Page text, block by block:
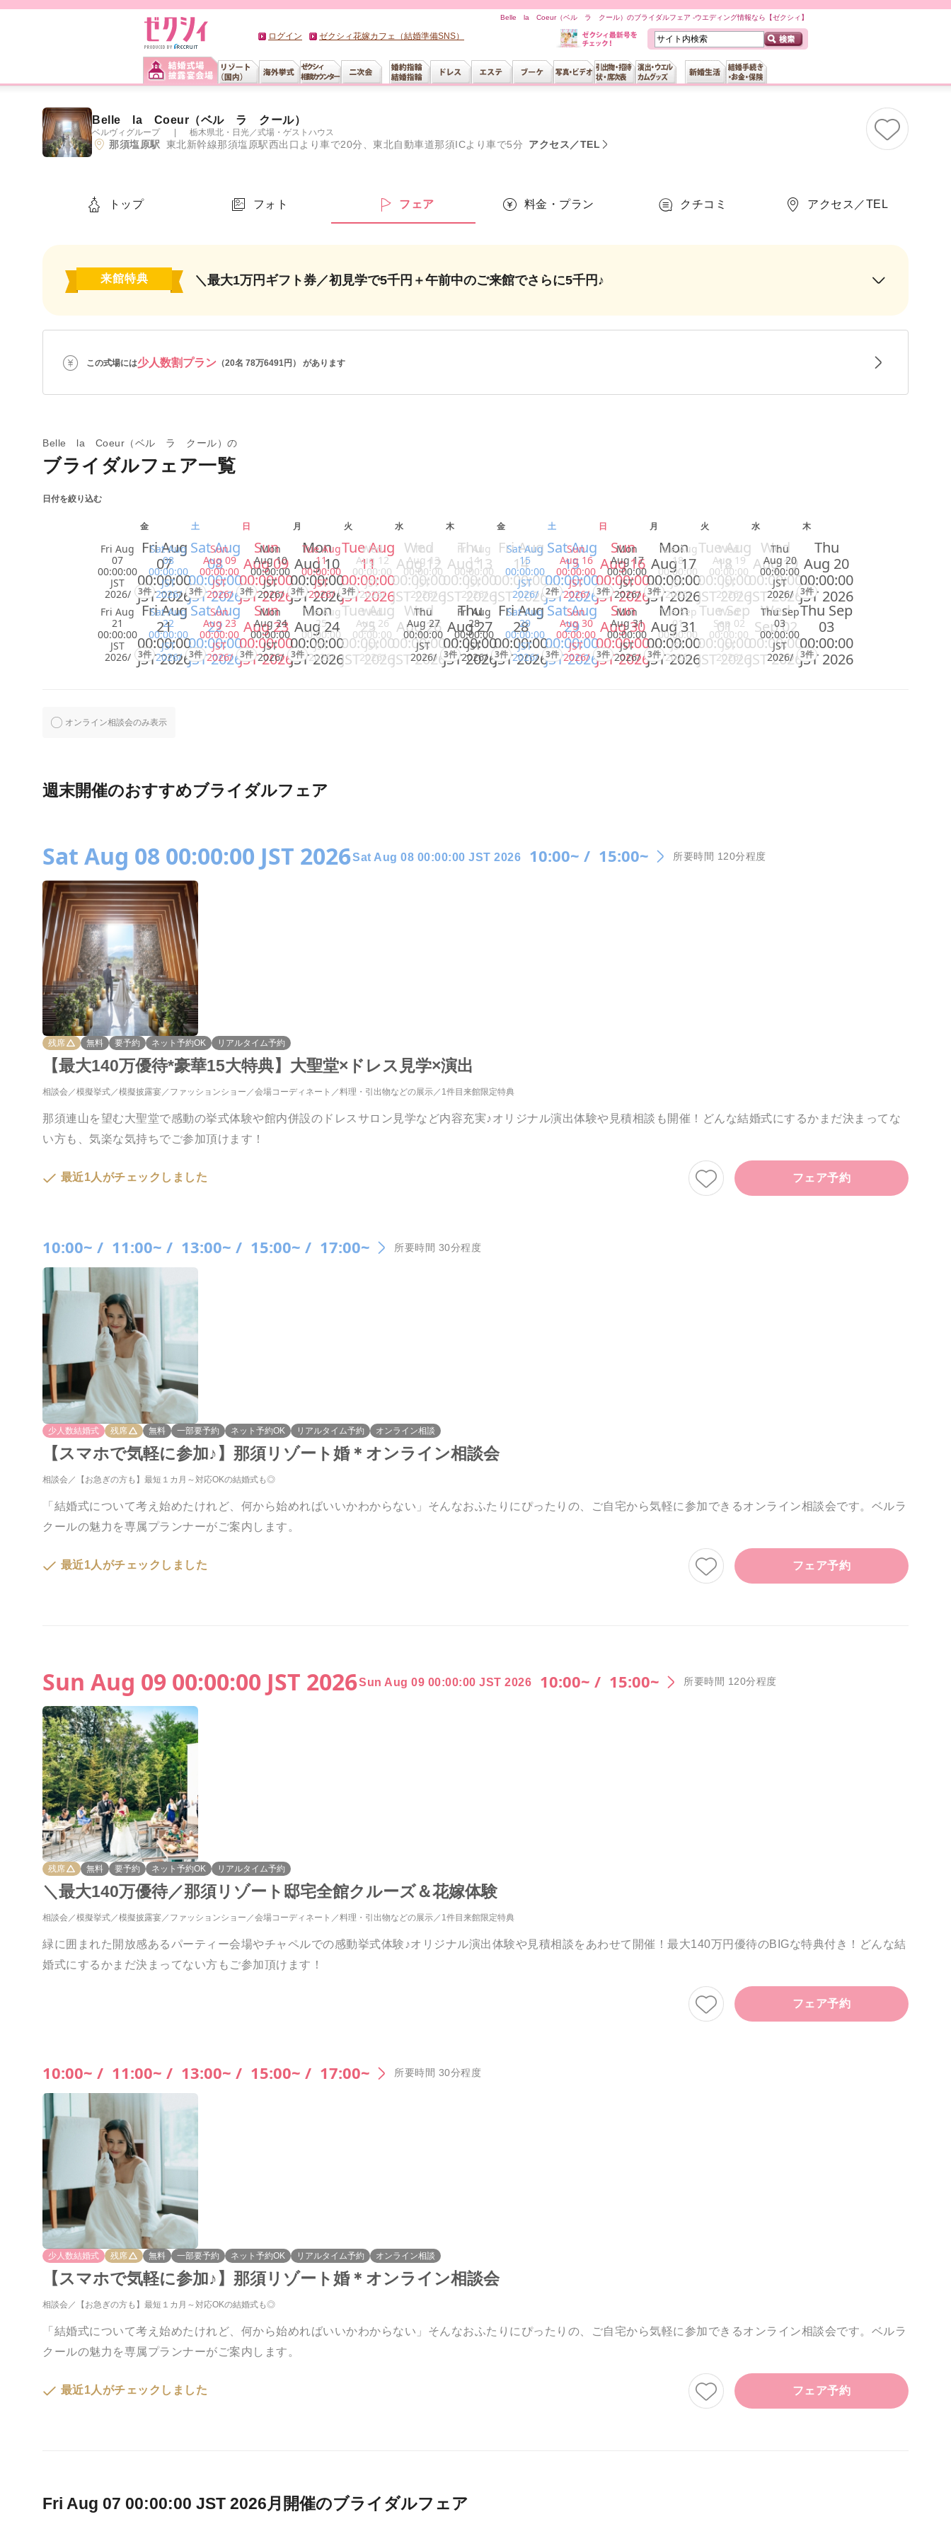
Belle la Coeur（ベル ラ クール）のブライダルフェア -ウエディング情報なら【ゼクシィ】
ログイン ゼクシィ花嫁カフェ（結婚準備SNS）
Belle la Coeur（ベル ラ クール）
ベルヴィグループ 栃木県北・日光 ／式場・ゲストハウス
那須塩原駅 東北新幹線那須塩原駅西出口より車で20分、東北自動車道那須ICより車で5分 アクセス／TEL
トップ フォト フェア 料金・プラン クチコミ アクセス／TEL
来館特典 ＼最大1万円ギフト券／初見学で5千円＋午前中のご来館でさらに5千円♪
この式場には少人数割プラン （20名 78万6491円） があります
Belle la Coeur（ベル ラ クール）の
ブライダルフェア一覧
日付を絞り込む
金 土 日 月 火 水 木 金 土 日 月 火 水 木
Fri Aug
07
00:00:00
JST
2026/
Fri Aug
07
00:00:00
JST 2026
3件
Sat Aug
08
00:00:00
JST
2026/
Sat Aug
08
00:00:00
JST 2026
3件
Sun
Aug 09
00:00:00
JST
2026/
Sun
Aug 09
00:00:00
JST 2026
3件
Mon
Aug 10
00:00:00
JST
2026/
Mon
Aug 10
00:00:00
JST 2026
3件
Tue Aug
11
00:00:00
JST
2026/
Tue Aug
11
00:00:00
JST 2026
3件
Wed
Aug 12
00:00:00
JST
2026/
Wed
Aug 12
00:00:00
JST 2026
Thu
Aug 13
00:00:00
JST
2026/
Thu
Aug 13
00:00:00
JST 2026
Fri Aug
14
00:00:00
JST
2026/
Fri Aug
14
00:00:00
JST 2026
Sat Aug
15
00:00:00
JST
2026/
Sat Aug
15
00:00:00
JST 2026
2件
Sun
Aug 16
00:00:00
JST
2026/
Sun
Aug 16
00:00:00
JST 2026
3件
Mon
Aug 17
00:00:00
JST
2026/
Mon
Aug 17
00:00:00
JST 2026
3件
Tue Aug
18
00:00:00
JST
2026/
Tue Aug
18
00:00:00
JST 2026
Wed
Aug 19
00:00:00
JST
2026/
Wed
Aug 19
00:00:00
JST 2026
Thu
Aug 20
00:00:00
JST
2026/
Thu
Aug 20
00:00:00
JST 2026
3件
Fri Aug
21
00:00:00
JST
2026/
Fri Aug
21
00:00:00
JST 2026
3件
Sat Aug
22
00:00:00
JST
2026/
Sat Aug
22
00:00:00
JST 2026
3件
Sun
Aug 23
00:00:00
JST
2026/
Sun
Aug 23
00:00:00
JST 2026
3件
Mon
Aug 24
00:00:00
JST
2026/
Mon
Aug 24
00:00:00
JST 2026
3件
Tue Aug
25
00:00:00
JST
2026/
Tue Aug
25
00:00:00
JST 2026
Wed
Aug 26
00:00:00
JST
2026/
Wed
Aug 26
00:00:00
JST 2026
Thu
Aug 27
00:00:00
JST
2026/
Thu
Aug 27
00:00:00
JST 2026
3件
Fri Aug
28
00:00:00
JST
2026/
Fri Aug
28
00:00:00
JST 2026
3件
Sat Aug
29
00:00:00
JST
2026/
Sat Aug
29
00:00:00
JST 2026
3件
Sun
Aug 30
00:00:00
JST
2026/
Sun
Aug 30
00:00:00
JST 2026
3件
Mon
Aug 31
00:00:00
JST
2026/
Mon
Aug 31
00:00:00
JST 2026
3件
Tue Sep
01
00:00:00
JST
2026/
Tue Sep
01
00:00:00
JST 2026
Wed
Sep 02
00:00:00
JST
2026/
Wed
Sep 02
00:00:00
JST 2026
Thu Sep
03
00:00:00
JST
2026/
Thu Sep
03
00:00:00
JST 2026
3件
オンライン相談会のみ表示
週末開催のおすすめブライダルフェア
Sat Aug 08 00:00:00 JST 2026Sat Aug 08 00:00:00 JST 2026 10:00~ / 15:00~ 所要時間 120分程度
残席 無料 要予約 ネット予約OK リアルタイム予約
【最大140万優待*豪華15大特典】大聖堂×ドレス見学×演出
相談会 模擬挙式 模擬披露宴 ファッションショー 会場コーディネート 料理・引出物などの展示 1件目来館限定特典
那須連山を望む大聖堂で感動の挙式体験や館内併設のドレスサロン見学など内容充実♪オリジナル演出体験や見積相談も開催！どんな結婚式にするかまだ決まってな
い方も、気楽な気持ちでご参加頂けます！
最近1人がチェックしました フェア予約
10:00~ / 11:00~ / 13:00~ / 15:00~ / 17:00~ 所要時間 30分程度
少人数結婚式 残席 無料 一部要予約 ネット予約OK リアルタイム予約 オンライン相談
【スマホで気軽に参加♪】那須リゾート婚＊オンライン相談会
相談会 【お急ぎの方も】最短１カ月～対応OKの結婚式も◎
「結婚式について考え始めたけれど、何から始めればいいかわからない」そんなおふたりにぴったりの、ご自宅から気軽に参加できるオンライン相談会です。ベルラ
クールの魅力を専属プランナーがご案内します。
最近1人がチェックしました フェア予約
Sun Aug 09 00:00:00 JST 2026Sun Aug 09 00:00:00 JST 2026 10:00~ / 15:00~ 所要時間 120分程度
残席 無料 要予約 ネット予約OK リアルタイム予約
＼最大140万優待／那須リゾート邸宅全館クルーズ＆花嫁体験
相談会 模擬挙式 模擬披露宴 ファッションショー 会場コーディネート 料理・引出物などの展示 1件目来館限定特典
緑に囲まれた開放感あるパーティー会場やチャペルでの感動挙式体験♪オリジナル演出体験や見積相談をあわせて開催！最大140万円優待のBIGな特典付き！どんな結
婚式にするかまだ決まってない方もご参加頂けます！
フェア予約
10:00~ / 11:00~ / 13:00~ / 15:00~ / 17:00~ 所要時間 30分程度
少人数結婚式 残席 無料 一部要予約 ネット予約OK リアルタイム予約 オンライン相談
【スマホで気軽に参加♪】那須リゾート婚＊オンライン相談会
相談会 【お急ぎの方も】最短１カ月～対応OKの結婚式も◎
「結婚式について考え始めたけれど、何から始めればいいかわからない」そんなおふたりにぴったりの、ご自宅から気軽に参加できるオンライン相談会です。ベルラ
クールの魅力を専属プランナーがご案内します。
最近1人がチェックしました フェア予約
Fri Aug 07 00:00:00 JST 2026月開催のブライダルフェア